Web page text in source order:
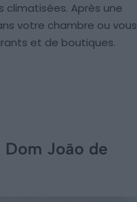
Après une
votre chambre ou vous
et de boutiques.
Dom João de